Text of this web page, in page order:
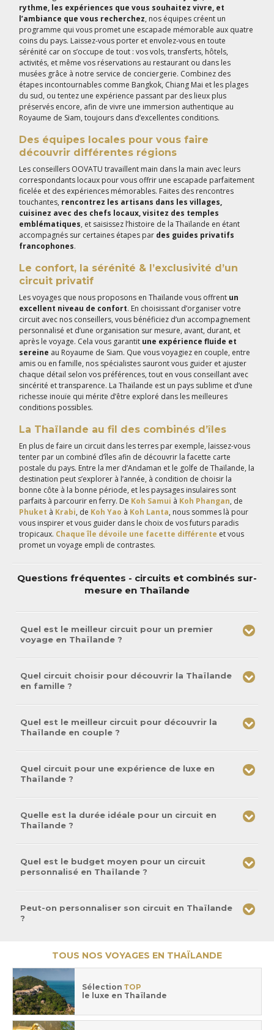
rythme, les expériences que vous souhaitez vivre, et
l’ambiance que vous recherchez, nos équipes créent un
programme qui vous promet une escapade mémorable aux quatre
coins du pays. Laissez-vous porter et envolez-vous en toute
sérénité car on s’occupe de tout : vos vols, transferts, hôtels,
activités, et même vos réservations au restaurant ou dans les
musées grâce à notre service de conciergerie. Combinez des
étapes incontournables comme Bangkok, Chiang Mai et les plages
du sud, ou tentez une expérience passant par des lieux plus
préservés encore, afin de vivre une immersion authentique au
Royaume de Siam, toujours dans d’excellentes conditions.
Des équipes locales pour vous faire
découvrir différentes régions
Les conseillers OOVATU travaillent main dans la main avec leurs
correspondants locaux pour vous offrir une escapade parfaitement
ficelée et des expériences mémorables. Faites des rencontres
touchantes, rencontrez les artisans dans les villages,
cuisinez avec des chefs locaux, visitez des temples
emblématiques, et saisissez l’histoire de la Thaïlande en étant
accompagnés sur certaines étapes par des guides privatifs
francophones.
Le confort, la sérénité & l’exclusivité d’un
circuit privatif
Les voyages que nous proposons en Thaïlande vous offrent un
excellent niveau de confort. En choisissant d’organiser votre
circuit avec nos conseillers, vous bénéficiez d’un accompagnement
personnalisé et d’une organisation sur mesure, avant, durant, et
après le voyage. Cela vous garantit une expérience fluide et
sereine au Royaume de Siam. Que vous voyagiez en couple, entre
amis ou en famille, nos spécialistes sauront vous guider et ajuster
chaque détail selon vos préférences, tout en vous conseillant avec
sincérité et transparence. La Thaïlande est un pays sublime et d’une
richesse inouïe qui mérite d’être exploré dans les meilleures
conditions possibles.
La Thaïlande au fil des combinés d’îles
En plus de faire un circuit dans les terres par exemple, laissez-vous
tenter par un combiné d’îles afin de découvrir la facette carte
postale du pays. Entre la mer d’Andaman et le golfe de Thaïlande, la
destination peut s’explorer à l’année, à condition de choisir la
bonne côte à la bonne période, et les paysages insulaires sont
parfaits à parcourir en ferry. De Koh Samui à Koh Phangan, de
Phuket à Krabi, de Koh Yao à Koh Lanta, nous sommes là pour
vous inspirer et vous guider dans le choix de vos futurs paradis
tropicaux. Chaque île dévoile une facette différente et vous
promet un voyage empli de contrastes.
Questions fréquentes - circuits et combinés sur-
mesure en Thaïlande
Quel est le meilleur circuit pour un premier
voyage en Thaïlande ?
Quel circuit choisir pour découvrir la Thaïlande
en famille ?
Quel est le meilleur circuit pour découvrir la
Thaïlande en couple ?
Quel circuit pour une expérience de luxe en
Thaïlande ?
Quelle est la durée idéale pour un circuit en
Thaïlande ?
Quel est le budget moyen pour un circuit
personnalisé en Thaïlande ?
Peut-on personnaliser son circuit en Thaïlande
?
TOUS NOS VOYAGES EN THAÏLANDE
Sélection TOP
le luxe en Thaïlande